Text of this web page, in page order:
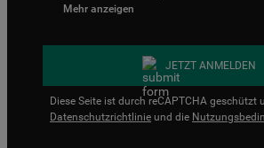
Mehr anzeigen
JETZT ANMELDEN
Diese Seite ist durch reCAPTCHA geschützt
Datenschutzrichtlinie und die